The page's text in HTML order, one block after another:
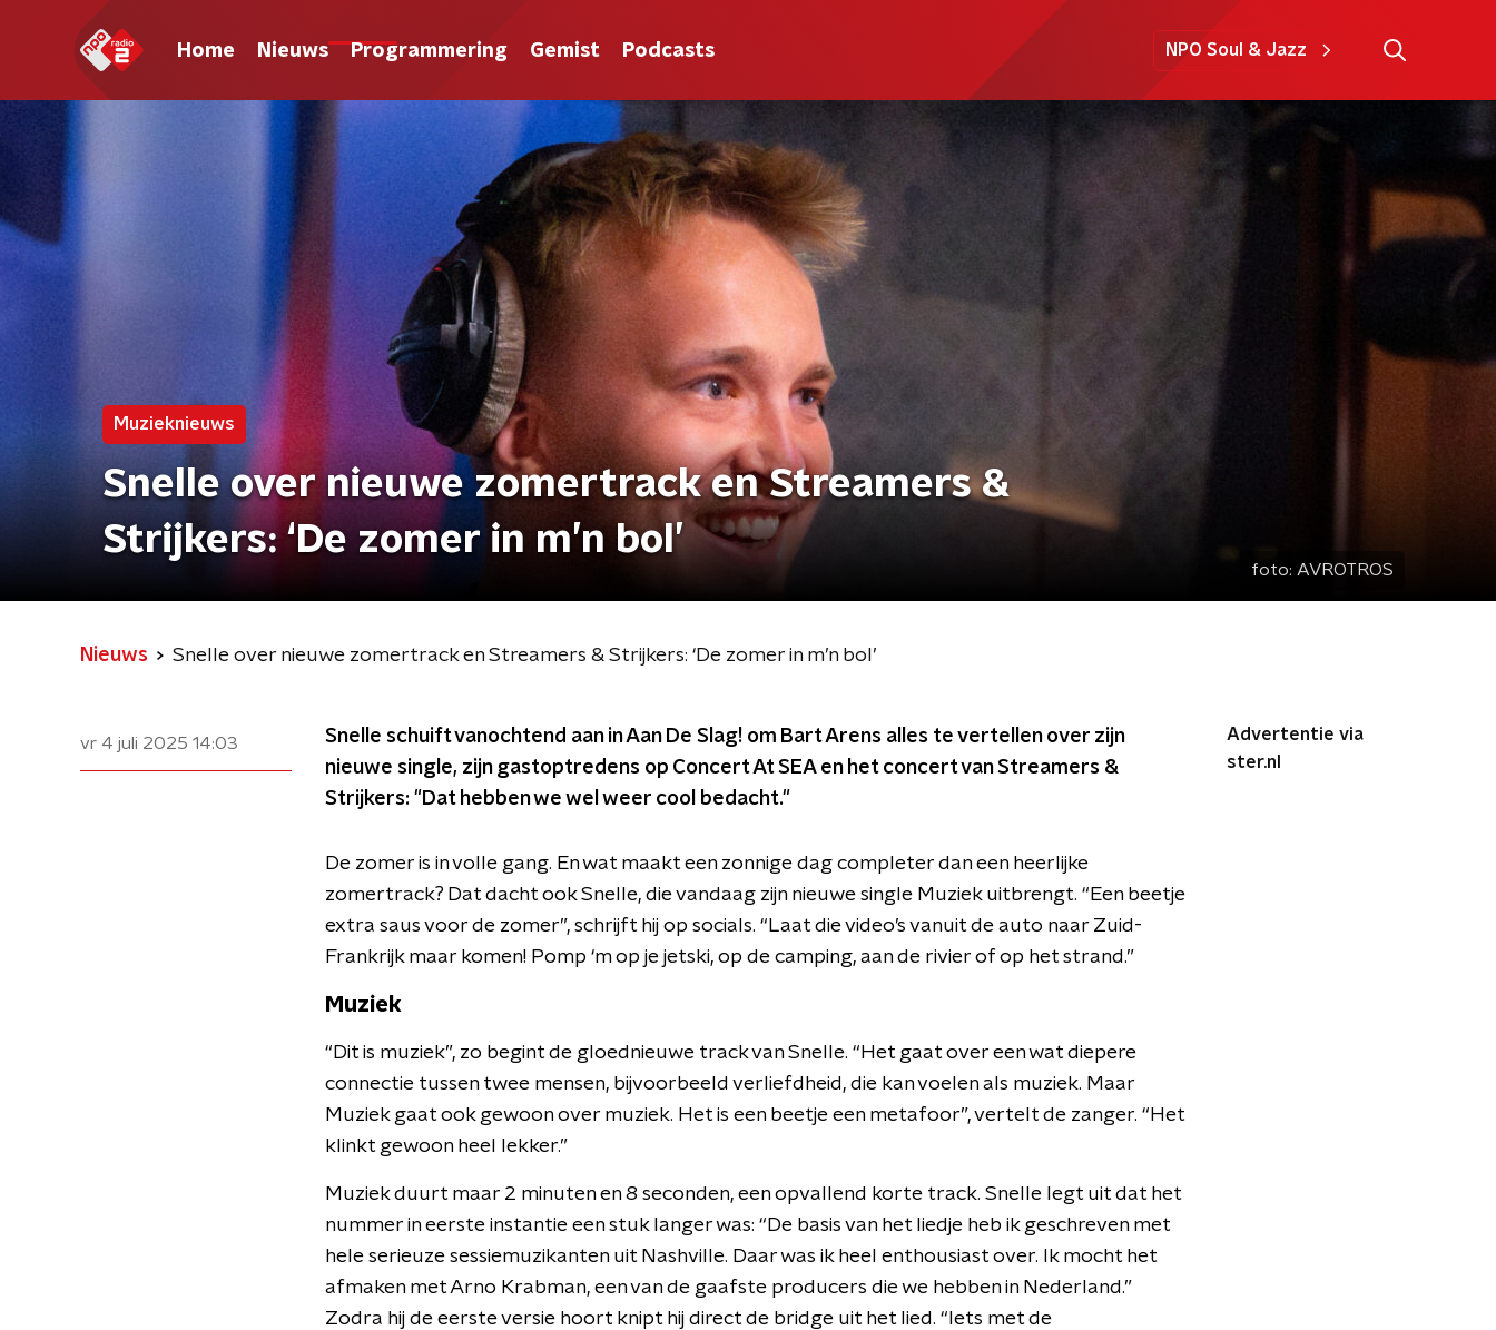
Home Nieuws Programmering Gemist Podcasts NPO Soul & Jazz
Muzieknieuws
Snelle over nieuwe zomertrack en Streamers &
Strijkers: ‘De zomer in m’n bol’
foto: AVROTROS
Nieuws Snelle over nieuwe zomertrack en Streamers & Strijkers: ‘De zomer in m’n bol’
vr 4 juli 2025 14:03
Snelle schuift vanochtend aan in Aan De Slag! om Bart Arens alles te vertellen over zijn
nieuwe single, zijn gastoptredens op Concert At SEA en het concert van Streamers &
Strijkers: "Dat hebben we wel weer cool bedacht."
De zomer is in volle gang. En wat maakt een zonnige dag completer dan een heerlijke
zomertrack? Dat dacht ook Snelle, die vandaag zijn nieuwe single Muziek uitbrengt. “Een beetje
extra saus voor de zomer”, schrijft hij op socials. “Laat die video’s vanuit de auto naar Zuid-
Frankrijk maar komen! Pomp ‘m op je jetski, op de camping, aan de rivier of op het strand.”
Muziek
“Dit is muziek”, zo begint de gloednieuwe track van Snelle. “Het gaat over een wat diepere
connectie tussen twee mensen, bijvoorbeeld verliefdheid, die kan voelen als muziek. Maar
Muziek gaat ook gewoon over muziek. Het is een beetje een metafoor”, vertelt de zanger. “Het
klinkt gewoon heel lekker.”
Muziek duurt maar 2 minuten en 8 seconden, een opvallend korte track. Snelle legt uit dat het
nummer in eerste instantie een stuk langer was: “De basis van het liedje heb ik geschreven met
hele serieuze sessiemuzikanten uit Nashville. Daar was ik heel enthousiast over. Ik mocht het
afmaken met Arno Krabman, een van de gaafste producers die we hebben in Nederland.”
Zodra hij de eerste versie hoort knipt hij direct de bridge uit het lied. “Iets met de
Advertentie via
ster.nl